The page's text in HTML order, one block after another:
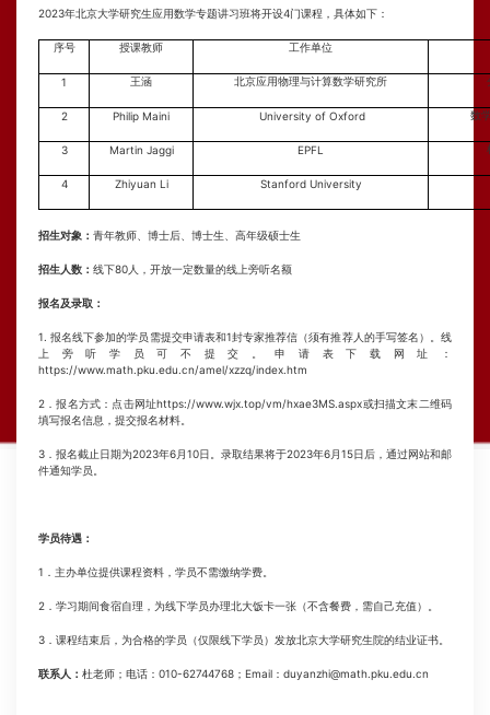
2023年北京大学研究生应用数学专题讲习班将开设4门课程，具体如下：
序号 授课教师 工作单位
1 王涵 北京应用物理与计算数学研究所
2 Philip Maini University of Oxford 数
3 Martin Jaggi EPFL
4 Zhiyuan Li Stanford University
招生对象： 青年教师、博士后、博士生、高年级硕士生
招生人数： 线下80人，开放一定数量的线上旁听名额
报名及录取：
1.报名线下参加的学员需提交申请表和1封专家推荐信（须有推荐人的手写签名）。线
上旁听学员可不提交。申请表下载网址：
https://www.math.pku.edu.cn/amel/xzzq/index.htm
2 ．报名方式：点击网址https://www.wjx.top/vm/hxae3MS.aspx或扫描文末二维码
填写报名信息，提交报名材料。
3 ．报名截止日期为2023年6月10日。录取结果将于2023年6月15日后，通过网站和邮
件通知学员。
学员待遇：
1 ．主办单位提供课程资料，学员不需缴纳学费。
2 ．学习期间食宿自理，为线下学员办理北大饭卡一张（不含餐费，需自己充值）。
3 ．课程结束后，为合格的学员（仅限线下学员）发放北京大学研究生院的结业证书。
联系人： 杜老师；电话： 010-62744768 ；Email：duyanzhi@math.pku.edu.cn